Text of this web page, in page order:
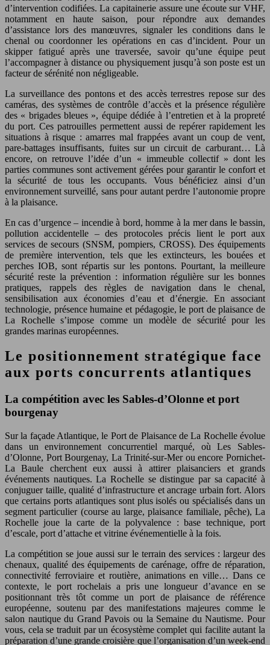
d’intervention codifiées. La capitainerie assure une écoute sur VHF,
notamment en haute saison, pour répondre aux demandes
d’assistance lors des manœuvres, signaler les conditions dans le
chenal ou coordonner les opérations en cas d’incident. Pour un
skipper fatigué après une traversée, savoir qu’une équipe peut
l’accompagner à distance ou physiquement jusqu’à son poste est un
facteur de sérénité non négligeable.
La surveillance des pontons et des accès terrestres repose sur des
caméras, des systèmes de contrôle d’accès et la présence régulière
des « brigades bleues », équipe dédiée à l’entretien et à la propreté
du port. Ces patrouilles permettent aussi de repérer rapidement les
situations à risque : amarres mal frappées avant un coup de vent,
pare-battages insuffisants, fuites sur un circuit de carburant… Là
encore, on retrouve l’idée d’un « immeuble collectif » dont les
parties communes sont activement gérées pour garantir le confort et
la sécurité de tous les occupants. Vous bénéficiez ainsi d’un
environnement surveillé, sans pour autant perdre l’autonomie propre
à la plaisance.
En cas d’urgence – incendie à bord, homme à la mer dans le bassin,
pollution accidentelle – des protocoles précis lient le port aux
services de secours (SNSM, pompiers, CROSS). Des équipements
de première intervention, tels que les extincteurs, les bouées et
perches IOB, sont répartis sur les pontons. Pourtant, la meilleure
sécurité reste la prévention : information régulière sur les bonnes
pratiques, rappels des règles de navigation dans le chenal,
sensibilisation aux économies d’eau et d’énergie. En associant
technologie, présence humaine et pédagogie, le port de plaisance de
La Rochelle s’impose comme un modèle de sécurité pour les
grandes marinas européennes.
Le positionnement stratégique face
aux ports concurrents atlantiques
La compétition avec les Sables-d’Olonne et port
bourgenay
Sur la façade Atlantique, le Port de Plaisance de La Rochelle évolue
dans un environnement concurrentiel marqué, où Les Sables-
d’Olonne, Port Bourgenay, La Trinité-sur-Mer ou encore Pornichet-
La Baule cherchent eux aussi à attirer plaisanciers et grands
événements nautiques. La Rochelle se distingue par sa capacité à
conjuguer taille, qualité d’infrastructure et ancrage urbain fort. Alors
que certains ports atlantiques sont plus isolés ou spécialisés dans un
segment particulier (course au large, plaisance familiale, pêche), La
Rochelle joue la carte de la polyvalence : base technique, port
d’escale, port d’attache et vitrine événementielle à la fois.
La compétition se joue aussi sur le terrain des services : largeur des
chenaux, qualité des équipements de carénage, offre de réparation,
connectivité ferroviaire et routière, animations en ville… Dans ce
contexte, le port rochelais a pris une longueur d’avance en se
positionnant très tôt comme un port de plaisance de référence
européenne, soutenu par des manifestations majeures comme le
salon nautique du Grand Pavois ou la Semaine du Nautisme. Pour
vous, cela se traduit par un écosystème complet qui facilite autant la
préparation d’une grande croisière que l’organisation d’un week-end